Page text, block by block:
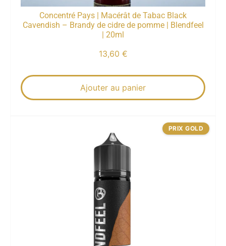
Concentré Pays | Macérât de Tabac Black
Cavendish – Brandy de cidre de pomme | Blendfeel
| 20ml
13,60 €
Ajouter au panier
PRIX GOLD